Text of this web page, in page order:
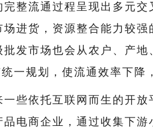
整流通过程呈现出多元交
进货，资源整合能力较强
发市场也会从农户、产地
一规划，使流通效率下降
些依托互联网而生的开放
电商企业，通过收集下游